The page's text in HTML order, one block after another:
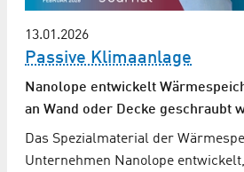
13.01.2026
Passive Klimaanlage
Nanolope entwickelt
an Wand oder Decke geschraubt
Das Spezialmaterial der
Unternehmen Nanolope